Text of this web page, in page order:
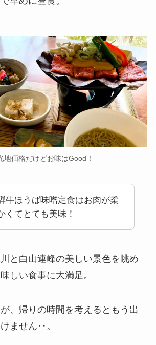
地価格だけどお味はGood！
牛ほうば味噌定食はお肉が柔
くてとても美味！
と白山連峰の美しい景色を眺め
しい食事に大満足。
、帰りの時間を考えるともう出
ません‥。